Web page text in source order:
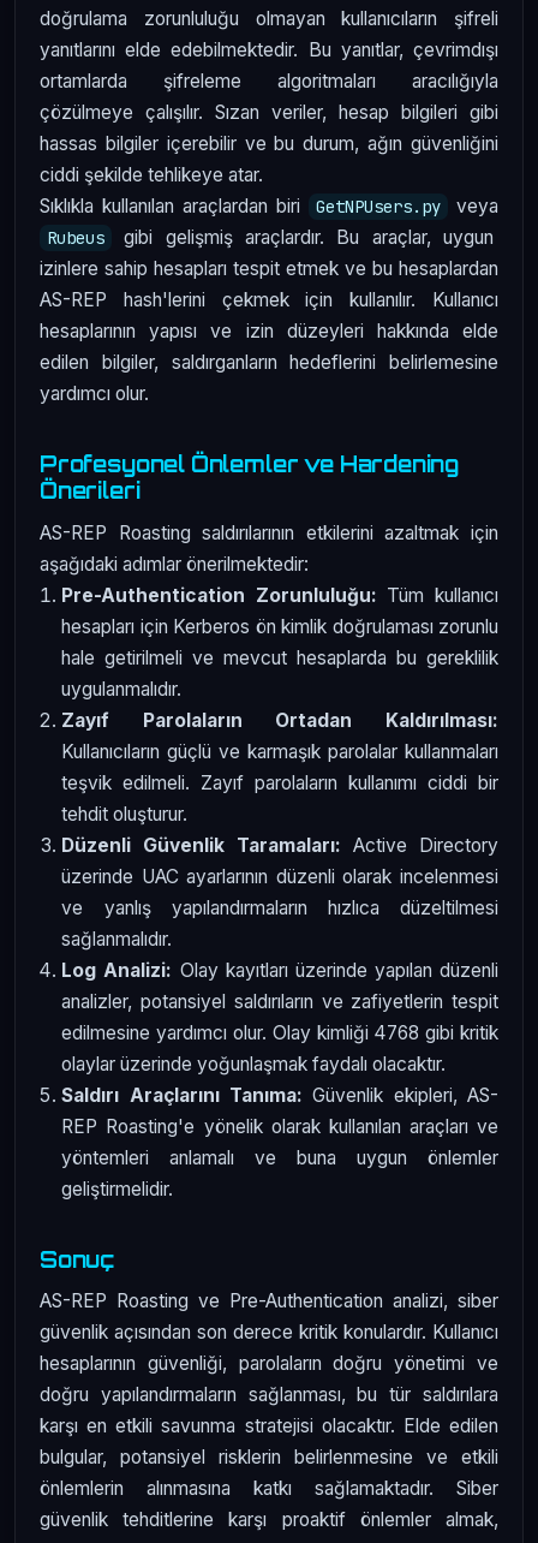
doğrulama zorunluluğu olmayan kullanıcıların şifreli
yanıtlarını elde edebilmektedir. Bu yanıtlar, çevrimdışı
ortamlarda şifreleme algoritmaları aracılığıyla
çözülmeye çalışılır. Sızan veriler, hesap bilgileri gibi
hassas bilgiler içerebilir ve bu durum, ağın güvenliğini
ciddi şekilde tehlikeye atar.
Sıklıkla kullanılan araçlardan biri
GetNPUsers.py veya
Rubeus
gibi gelişmiş araçlardır. Bu araçlar, uygun
izinlere sahip hesapları tespit etmek ve bu hesaplardan
AS-REP hash'lerini çekmek için kullanılır. Kullanıcı
hesaplarının yapısı ve izin düzeyleri hakkında elde
edilen bilgiler, saldırganların hedeflerini belirlemesine
yardımcı olur.
Profesyonel Önlemler ve Hardening
Önerileri
AS-REP Roasting saldırılarının etkilerini azaltmak için
aşağıdaki adımlar önerilmektedir:
Pre-Authentication Zorunluluğu: Tüm kullanıcı
hesapları için Kerberos ön kimlik doğrulaması zorunlu
hale getirilmeli ve mevcut hesaplarda bu gereklilik
uygulanmalıdır.
Zayıf Parolaların Ortadan Kaldırılması:
Kullanıcıların güçlü ve karmaşık parolalar kullanmaları
teşvik edilmeli. Zayıf parolaların kullanımı ciddi bir
tehdit oluşturur.
Düzenli Güvenlik Taramaları: Active Directory
üzerinde UAC ayarlarının düzenli olarak incelenmesi
ve yanlış yapılandırmaların hızlıca düzeltilmesi
sağlanmalıdır.
Log Analizi: Olay kayıtları üzerinde yapılan düzenli
analizler, potansiyel saldırıların ve zafiyetlerin tespit
edilmesine yardımcı olur. Olay kimliği 4768 gibi kritik
olaylar üzerinde yoğunlaşmak faydalı olacaktır.
Saldırı Araçlarını Tanıma: Güvenlik ekipleri, AS-
REP Roasting'e yönelik olarak kullanılan araçları ve
yöntemleri anlamalı ve buna uygun önlemler
geliştirmelidir.
Sonuç
AS-REP Roasting ve Pre-Authentication analizi, siber
güvenlik açısından son derece kritik konulardır. Kullanıcı
hesaplarının güvenliği, parolaların doğru yönetimi ve
doğru yapılandırmaların sağlanması, bu tür saldırılara
karşı en etkili savunma stratejisi olacaktır. Elde edilen
bulgular, potansiyel risklerin belirlenmesine ve etkili
önlemlerin alınmasına katkı sağlamaktadır. Siber
güvenlik tehditlerine karşı proaktif önlemler almak,